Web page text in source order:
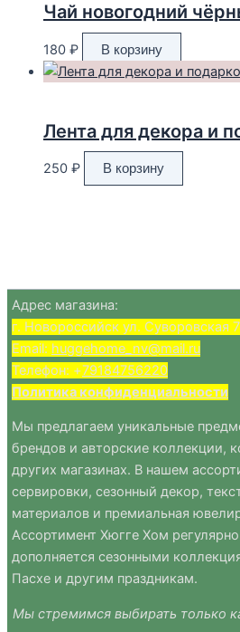
180 ₽ В корзину
250 ₽ В корзину
Адрес магазина:
г. Новороссийск ул. Суворовская
Email: huggehome_nv@mail.ru
Телефон: +79184756220
Политикаконфиденциальности
Мы предлагаем уникальные
брендов и авторские коллекции,
других магазинах. В нашем
сервировки, сезонный декор,
материалов и премиальная
Ассортимент Хюгге Хом
дополняется сезонными
Пасхе и другим праздникам.
Мы стремимся выбирать только